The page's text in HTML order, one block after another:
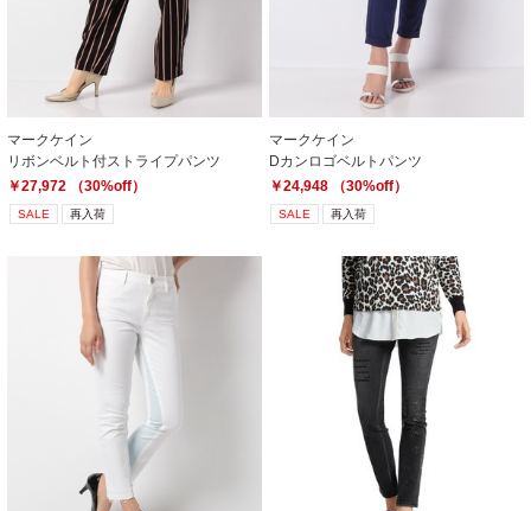
マークケイン
リボンベルト付ストライプパンツ
￥27,972 （30%off）
SALE 再入荷
マークケイン
Dカンロゴベルトパンツ
￥24,948 （30%off）
SALE 再入荷